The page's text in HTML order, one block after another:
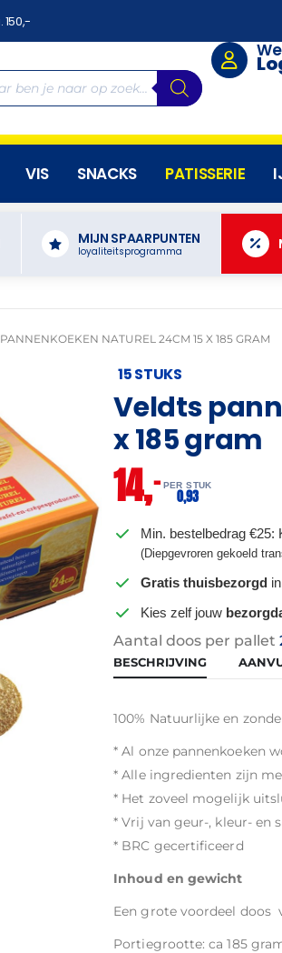
150,-
VIS SNACKS PATISSERIE
MIJN SPAARPUNTEN
loyaliteitsprogramma
NATUREL 24CM 15 X 185 GRAM
15 STUKS
Veldts
x 185 gram
14,– PER STUK
0,93
Min. bestelbedrag €25:
(Diepgevroren gekoeld
Gratis thuisbezorgd
Kies zelf jouw
Aantal doos per pallet
BESCHRIJVING
100% Natuurlijke en
* Al onze pannenkoeken
* Alle ingredienten zijn
* Het zoveel mogelijk
* Vrij van geur-, kleur- en
* BRC gecertificeerd
Inhoud en gewicht
Een grote voordeel doos
Portiegrootte: ca 185